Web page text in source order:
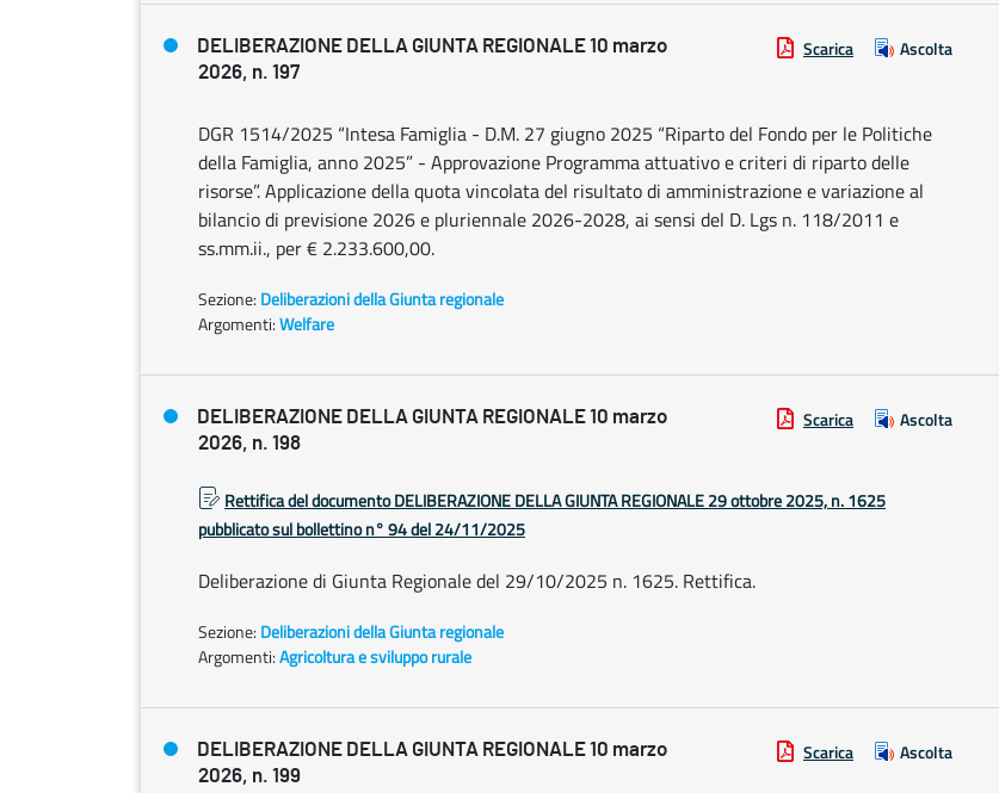
DELIBERAZIONE DELLA GIUNTA REGIONALE 10 marzo
2026, n. 197
Scarica Ascolta
DGR 1514/2025 “Intesa Famiglia - D.M. 27 giugno 2025 “Riparto del Fondo per le Politiche
della Famiglia, anno 2025” - Approvazione Programma attuativo e criteri di riparto delle
risorse”. Applicazione della quota vincolata del risultato di amministrazione e variazione al
bilancio di previsione 2026 e pluriennale 2026-2028, ai sensi del D. Lgs n. 118/2011 e
ss.mm.ii., per € 2.233.600,00.
Sezione: Deliberazioni della Giunta regionale
Argomenti:Welfare
DELIBERAZIONE DELLA GIUNTA REGIONALE 10 marzo
2026, n. 198
Scarica Ascolta
Rettifica del documento DELIBERAZIONE DELLA GIUNTA REGIONALE 29 ottobre 2025, n. 1625
pubblicato sul bollettino n° 94 del 24/11/2025
Deliberazione di Giunta Regionale del 29/10/2025 n. 1625. Rettifica.
Sezione: Deliberazioni della Giunta regionale
Argomenti:Agricoltura e sviluppo rurale
DELIBERAZIONE DELLA GIUNTA REGIONALE 10 marzo
2026, n. 199
Scarica Ascolta